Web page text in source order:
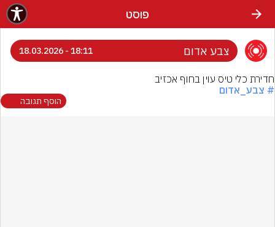
פוסט
צבע אדום 18:11 - 18.03.2026
חדירת כלי טיס עוין בחוף אכזיב
# צבע_אדום
הוסף תגובה